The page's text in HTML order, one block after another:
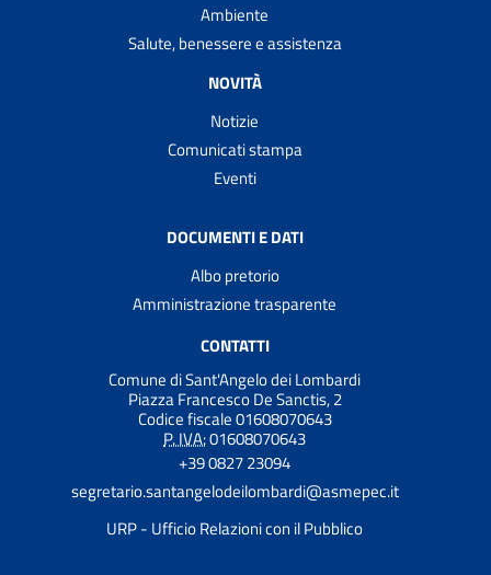
Ambiente
Salute, benessere e assistenza
NOVITÀ
Notizie
Comunicati stampa
Eventi
DOCUMENTI E DATI
Albo pretorio
Amministrazione trasparente
CONTATTI
Comune di Sant'Angelo dei Lombardi
Piazza Francesco De Sanctis, 2
Codice fiscale 01608070643
P. IVA:01608070643
+39 0827 23094
segretario.santangelodeilombardi@asmepec.it
URP - Ufficio Relazioni con il Pubblico